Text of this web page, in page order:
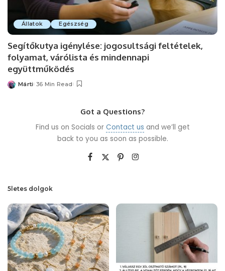
Állatok Egészség
Segítőkutya igénylése: jogosultsági feltételek,
folyamat, várólista és mindennapi
együttműködés
Posted
Márti 36 Min Read
Got a Questions?
Find us on Socials or Contact us and we’ll get
back to you as soon as possible.
5letes dolgok